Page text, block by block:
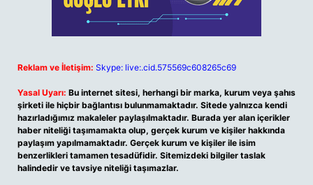
Reklam ve İletişim: Skype: live:.cid.575569c608265c69
Yasal Uyarı: Bu internet sitesi, herhangi bir marka, kurum veya şahıs
şirketi ile hiçbir bağlantısı bulunmamaktadır. Sitede yalnızca kendi
hazırladığımız makaleler paylaşılmaktadır. Burada yer alan içerikler
haber niteliği taşımamakta olup, gerçek kurum ve kişiler hakkında
paylaşım yapılmamaktadır. Gerçek kurum ve kişiler ile isim
benzerlikleri tamamen tesadüfidir. Sitemizdeki bilgiler taslak
halindedir ve tavsiye niteliği taşımazlar.